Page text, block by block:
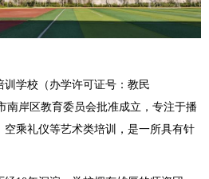
学校（办学许可证号：教民
南岸区教育委员会批准成立，专注于播
乘礼仪等艺术类培训，是一所具有针